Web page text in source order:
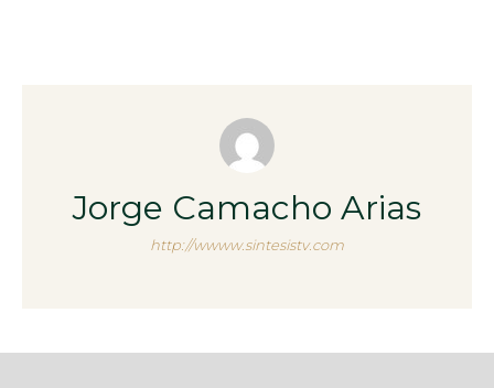
Jorge Camacho Arias
http://wwww.sintesistv.com